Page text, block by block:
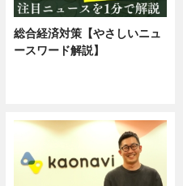
総合経済対策【やさしいニュ
ースワード解説】